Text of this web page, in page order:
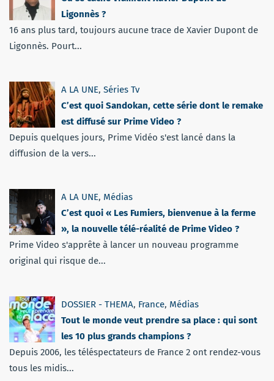
Ligonnès ?
16 ans plus tard, toujours aucune trace de Xavier Dupont de
Ligonnès. Pourt...
A LA UNE, Séries Tv
C’est quoi Sandokan, cette série dont le remake
est diffusé sur Prime Video ?
Depuis quelques jours, Prime Vidéo s'est lancé dans la
diffusion de la vers...
A LA UNE, Médias
C’est quoi « Les Fumiers, bienvenue à la ferme
», la nouvelle télé-réalité de Prime Video ?
Prime Video s'apprête à lancer un nouveau programme
original qui risque de...
DOSSIER - THEMA, France, Médias
Tout le monde veut prendre sa place : qui sont
les 10 plus grands champions ?
Depuis 2006, les téléspectateurs de France 2 ont rendez-vous
tous les midis...